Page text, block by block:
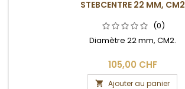
STEBCENTRE 22 MM, CM2
(0)
Diamètre 22 mm, CM2.
105,00 CHF
 Ajouter au panier